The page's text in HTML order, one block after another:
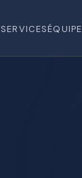
SERVICESÉQUIPE